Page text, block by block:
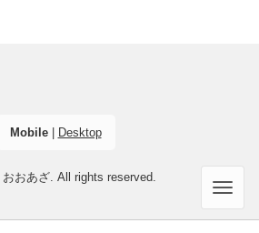
Mobile| Desktop
おおあざ. All rights reserved.